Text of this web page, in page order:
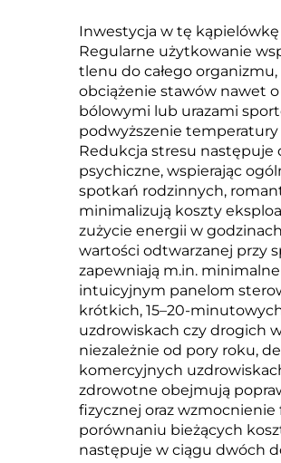
Inwestycja w tę kąpielówkę
Regularne użytkowanie
tlenu do całego
obciążenie stawów nawet
bólowymi lub urazami
podwyższenie temperatury
Redukcja stresu następuje
psychiczne, wspierając
spotkań rodzinnych,
minimalizują koszty
zużycie energii w
wartości odtwarzanej przy
zapewniają m.in.
intuicyjnym panelom
krótkich, 15–20-
uzdrowiskach czy drogich
niezależnie od pory roku,
komercyjnych
zdrowotne obejmują
fizycznej oraz wzmocnienie
porównaniu bieżących
następuje w ciągu dwóch